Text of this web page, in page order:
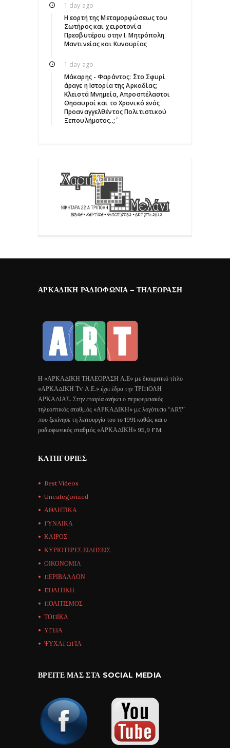
1 day ago
Η εορτή της Μεταμορφώσεως του
Σωτήρος και χειροτονία
Πρεσβυτέρου στην Ι. Μητρόπολη
Μαντινείας και Κυνουρίας
1 day ago
Μάκαρης - Φαράντος: ΄΄Στο Σφυρί
άραγε η Ιστορία της Αρκαδίας;
Κλειστά Μνημεία, Απροσπέλαστοι
Θησαυροί και το Χρονικό ενός
Προαναγγελθέντος Πολιτιστικού
Ξεπουλήματος..;΄΄
ΑΡΚΑΔΙΚΉ ΡΑΔΙΟΦΩΝΊΑ – ΤΗΛΕΌΡΑΣΗ
Η «ΑΡΚΑΔΙΚΗ ΤΗΛΕΟΡΑΣΗ Α.Ε» με διακριτικό τίτλο
«ΑΡΚΑΔΙΚΗ ΤV Α.Ε.» έχει έδρα την ΤΡΙΠΟΛΗ
ΑΡΚΑΔΙΑΣ. Στην εταιρία ανήκει ο περιφερειακός
τηλεοπτικός σταθμός «ΑΡΚΑΔΙΚΗ» με λογότυπο “ART”
που ξεκίνησε τη λειτουργία του το 1991 καθώς και ο
ραδιοφωνικός σταθμός «ΑΡΚΑΔΙΚΗ» 95,9 FM.
ΚΑΤΗΓΟΡΊΕΣ
Best Videos
Uncategorized
ΑΘΛΗΤΙΚΑ
ΓΥΝΑΙΚΑ
ΚΑΙΡΟΣ
ΚΥΡΙΟΤΕΡΕΣ ΕΙΔΗΣΕΙΣ
ΟΙΚΟΝΟΜΙΑ
ΠΕΡΙΒΑΛΛΟΝ
ΠΟΛΙΤΙΚΗ
ΠΟΛΙΤΙΣΜΟΣ
ΤΟΠΙΚΑ
ΥΓΕΙΑ
ΨΥΧΑΓΩΓΙΑ
ΒΡΕΊΤΕ ΜΑΣ ΣΤΑ SOCIAL MEDIA